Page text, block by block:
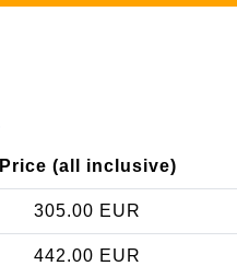
Price (all inclusive)
305.00 EUR
442.00 EUR